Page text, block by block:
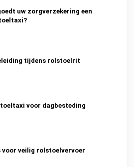
uw zorgverzekering een
tijdens rolstoelrit
voor dagbesteding
voor veilig rolstoelvervoer